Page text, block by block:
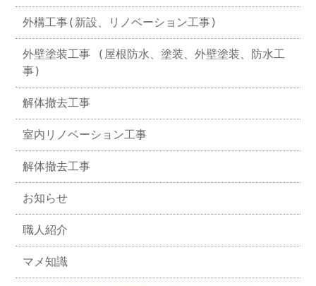
外構工事(新設、リノベーション工事)
外壁塗装工事 (屋根防水、塗装、外壁塗装、防水工
事)
解体撤去工事
室内リノベーション工事
解体撤去工事
お知らせ
職人紹介
マメ知識